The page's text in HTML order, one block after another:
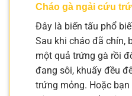
Cháo gà ngải cứu
Đây là biến tấu phổ
Sau khi cháo đã chín,
một quả trứng gà rồi
đang sôi, khuấy đều
trứng mỏng. Hoặc